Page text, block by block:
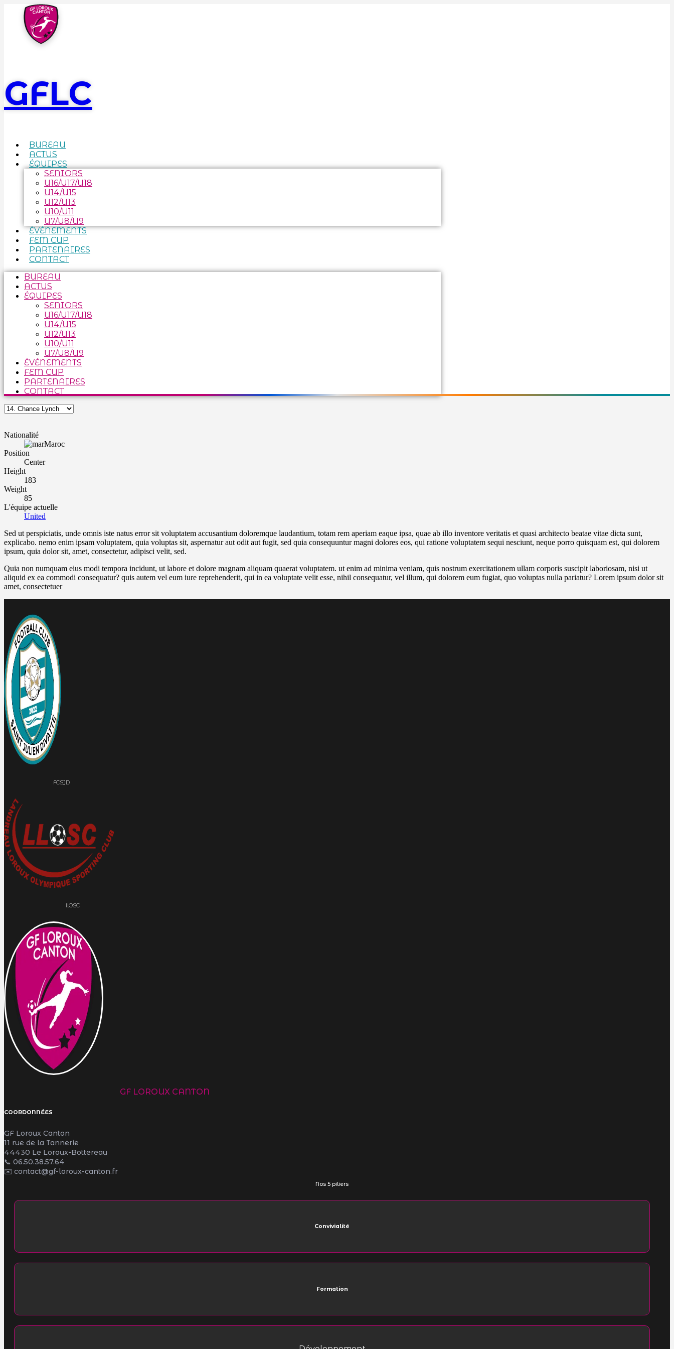
GFLC
BUREAU
ACTUS
ÉQUIPES
SENIORS
U16/U17/U18
U14/U15
U12/U13
U10/U11
U7/U8/U9
ÉVÉNEMENTS
FEM CUP
PARTENAIRES
CONTACT
BUREAU
ACTUS
ÉQUIPES
SENIORS
U16/U17/U18
U14/U15
U12/U13
U10/U11
U7/U8/U9
ÉVÉNEMENTS
FEM CUP
PARTENAIRES
CONTACT
Nationalité
Maroc
Position
Center
Height
183
Weight
85
L'équipe actuelle
United
Sed ut perspiciatis, unde omnis iste natus error sit voluptatem accusantium doloremque laudantium, totam rem aperiam eaque ipsa, quae ab illo inventore veritatis et quasi architecto beatae vitae dicta sunt,
explicabo. nemo enim ipsam voluptatem, quia voluptas sit, aspernatur aut odit aut fugit, sed quia consequuntur magni dolores eos, qui ratione voluptatem sequi nesciunt, neque porro quisquam est, qui dolorem
ipsum, quia dolor sit, amet, consectetur, adipisci velit, sed.
Quia non numquam eius modi tempora incidunt, ut labore et dolore magnam aliquam quaerat voluptatem. ut enim ad minima veniam, quis nostrum exercitationem ullam corporis suscipit laboriosam, nisi ut
aliquid ex ea commodi consequatur? quis autem vel eum iure reprehenderit, qui in ea voluptate velit esse, nihil consequatur, vel illum, qui dolorem eum fugiat, quo voluptas nulla pariatur? Lorem ipsum dolor sit
amet, consectetuer
FCSJD
llOSC
GF LOROUX CANTON
COORDONNÉES
GF Loroux Canton
11 rue de la Tannerie
44430 Le Loroux-Bottereau
📞 06.50.38.57.64
✉️ contact@gf-loroux-canton.fr
Nos 5 piliers
Convivialité
Formation